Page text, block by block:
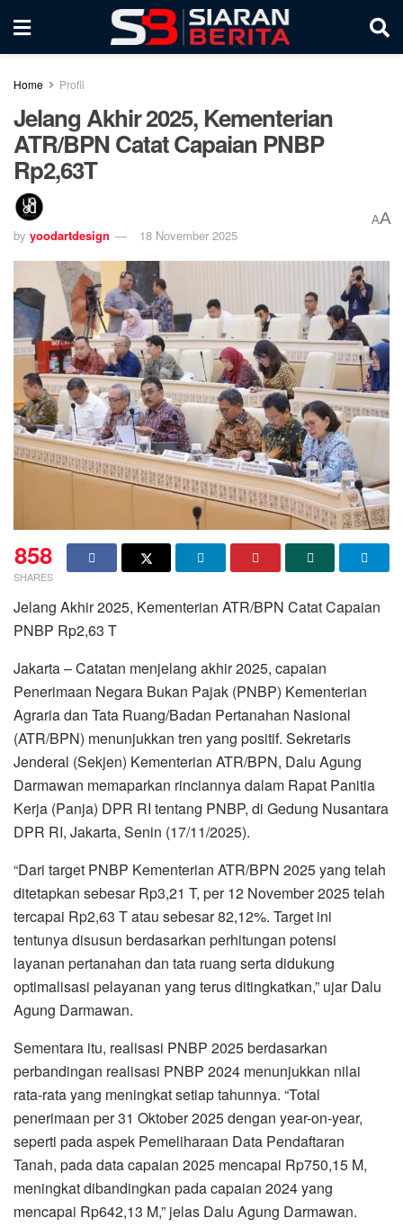
Home Profil
Jelang Akhir 2025, Kementerian
ATR/BPN Catat Capaian PNBP
Rp2,63T
by yoodartdesign 18 November 2025
AA
858
SHARES
Jelang Akhir 2025, Kementerian ATR/BPN Catat Capaian
PNBP Rp2,63 T
Jakarta – Catatan menjelang akhir 2025, capaian
Penerimaan Negara Bukan Pajak (PNBP) Kementerian
Agraria dan Tata Ruang/Badan Pertanahan Nasional
(ATR/BPN) menunjukkan tren yang positif. Sekretaris
Jenderal (Sekjen) Kementerian ATR/BPN, Dalu Agung
Darmawan memaparkan rinciannya dalam Rapat Panitia
Kerja (Panja) DPR RI tentang PNBP, di Gedung Nusantara
DPR RI, Jakarta, Senin (17/11/2025).
“Dari target PNBP Kementerian ATR/BPN 2025 yang telah
ditetapkan sebesar Rp3,21 T, per 12 November 2025 telah
tercapai Rp2,63 T atau sebesar 82,12%. Target ini
tentunya disusun berdasarkan perhitungan potensi
layanan pertanahan dan tata ruang serta didukung
optimalisasi pelayanan yang terus ditingkatkan,” ujar Dalu
Agung Darmawan.
Sementara itu, realisasi PNBP 2025 berdasarkan
perbandingan realisasi PNBP 2024 menunjukkan nilai
rata-rata yang meningkat setiap tahunnya. “Total
penerimaan per 31 Oktober 2025 dengan year-on-year,
seperti pada aspek Pemeliharaan Data Pendaftaran
Tanah, pada data capaian 2025 mencapai Rp750,15 M,
meningkat dibandingkan pada capaian 2024 yang
mencapai Rp642,13 M,” jelas Dalu Agung Darmawan.